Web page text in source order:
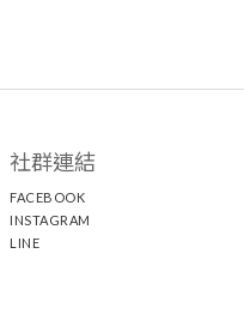
社群連結
FACEBOOK
INSTAGRAM
LINE